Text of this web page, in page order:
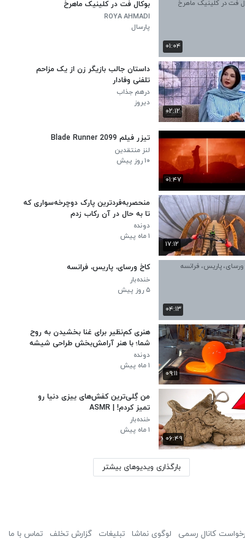
۰۱:۰۴
بوکال فت در کلینیک ماهرخ
ROYA AHMADI
پارسال
۰۲:۱۲
داستان جالب بازیگر زن از یک مزاحم
تلفنی وفادار
درهم جذاب
دیروز
۰۱:۴۷
تیزر فیلم Blade Runner 2099
لنز منتقدین
۱۰ روز پیش
۱۷:۱۲
منحصربه‌فردترین پارک دوچرخه‌سواری که
تا به حال در آن رکاب زدم
دونده
۱ ماه پیش
۰۴:۱۳
کاخ ورسای، پاریس، فرانسه
خنده‌بار
۵ روز پیش
۰۹:۱۱
هنری کم‌نظیر برای غنا بخشیدن به روح
شما؛ با هنر آرامش‌بخش طراحی شیشه
ونیزی
دونده
۱ ماه پیش
۰۶:۴۹
من گِلی‌ترین کفش‌های ییزی دنیا رو
تمیز کردم! | ASMR
خنده‌بار
۱ ماه پیش
بارگذاری ویدیوهای بیشتر
کانال رسمی لوگوی نماشا تبلیغات گزارش تخلف تماس با ما